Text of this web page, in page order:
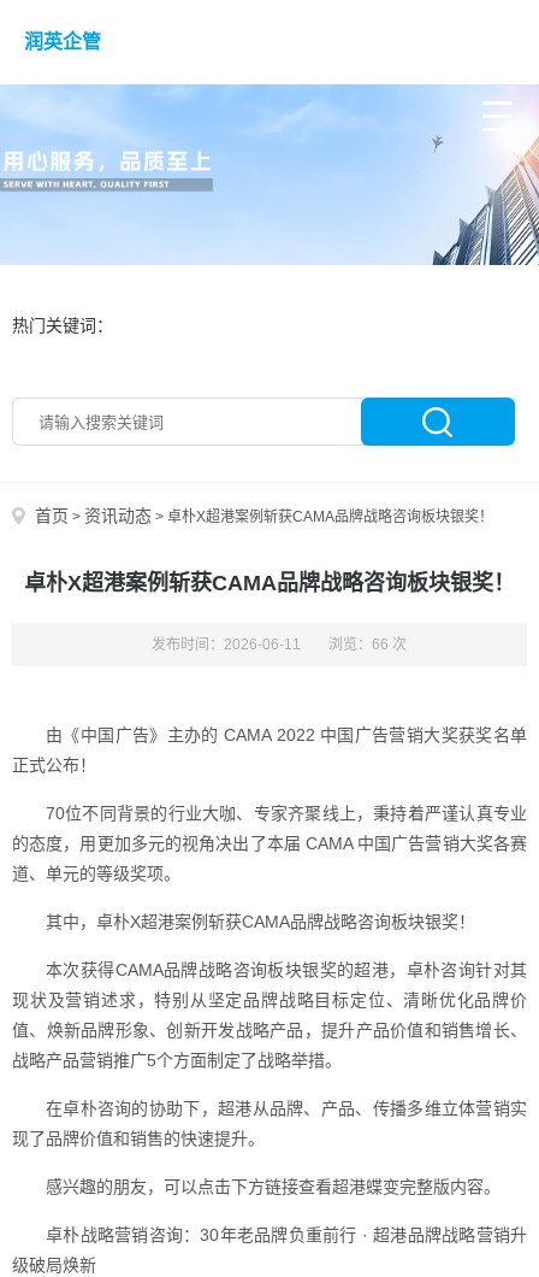
润英企管
热门关键词：
首页 > 资讯动态 > 卓朴X超港案例斩获CAMA品牌战略咨询板块银奖！
卓朴X超港案例斩获CAMA品牌战略咨询板块银奖！
发布时间：2026-06-11 浏览：66 次
由《中国广告》主办的 CAMA 2022 中国广告营销大奖获奖名单
正式公布！
70位不同背景的行业大咖、专家齐聚线上，秉持着严谨认真专业
的态度，用更加多元的视角决出了本届 CAMA 中国广告营销大奖各赛
道、单元的等级奖项。
其中，卓朴X超港案例斩获CAMA品牌战略咨询板块银奖！
本次获得CAMA品牌战略咨询板块银奖的超港，卓朴咨询针对其
现状及营销述求，特别从坚定品牌战略目标定位、清晰优化品牌价
值、焕新品牌形象、创新开发战略产品，提升产品价值和销售增长、
战略产品营销推广5个方面制定了战略举措。
在卓朴咨询的协助下，超港从品牌、产品、传播多维立体营销实
现了品牌价值和销售的快速提升。
感兴趣的朋友，可以点击下方链接查看超港蝶变完整版内容。
卓朴战略营销咨询：30年老品牌负重前行 · 超港品牌战略营销升
级破局焕新